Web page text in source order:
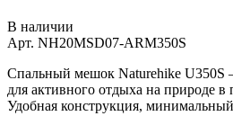
В наличии
Арт. NH20MSD07-ARM350S
Спальный мешок Naturehike U350S
для активного отдыха на природе в
Удобная конструкция,